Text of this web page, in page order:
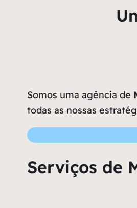
Somos uma agência de
todas as nossas
Serviços de